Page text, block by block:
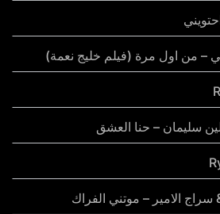
– من اول مرة (فيلم خليج نعمة)
سليمان – حنا العشق
الامير – موتني الفراك